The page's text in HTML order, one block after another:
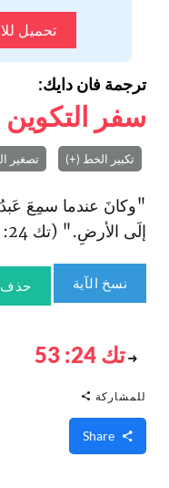
تحميل
ترجمة فان دايك:
سفر التكوين
تكبير الخط (+) تصغير
"وكانَ عندما سمِعَ
إلَى الأرضِ." (تك 24: 52).
نسخ الآية حذف
تك 24: 53
للمشاركة